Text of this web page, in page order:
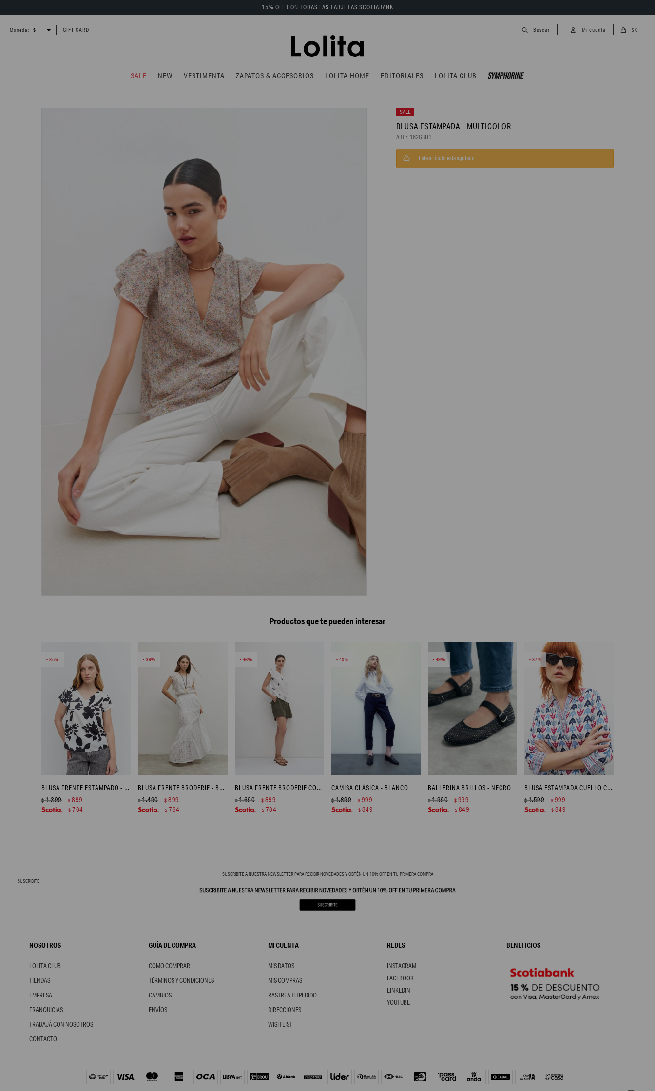
SALE NEW VESTIMENTA ZAPATOS & ACCESORIOS LOLITA HOME EDITORIALES LOLITA CLUB
$ 0
15% OFF CON TODAS LAS TARJETAS SCOTIABANK
Moneda: GIFT CARD
BLUSA ESTAMPADA - MULTICOLOR
L162GBH1
Este artículo está agotado.
Productos que te pueden interesar
35
BLUSA FRENTE ESTAMPADO - NEGRO
$1.390 $ 899
$ 764
39
BLUSA FRENTE BRODERIE - BLANCO
$1.490 $ 899
$ 764
46
BLUSA FRENTE BRODERIE CON BORDADOS - CRUDO
$1.690 $ 899
$ 764
40
CAMISA CLÁSICA - BLANCO
$1.690 $ 999
$ 849
49
BALLERINA BRILLOS - NEGRO
$1.990 $ 999
$ 849
37
BLUSA ESTAMPADA CUELLO CAMISA - MULTICOLOR
$1.590 $ 999
$ 849
SUSCRIBITE A NUESTRA NEWSLETTER PARA RECIBIR NOVEDADES Y OBTÉN UN 10% OFF EN TU PRIMERA COMPRA
SUSCRIBITE
NOSOTROS
LOLITA CLUB
TIENDAS
EMPRESA
FRANQUICIAS
TRABAJÁ CON NOSOTROS
CONTACTO
GUÍA DE COMPRA
CÓMO COMPRAR
TÉRMINOS Y CONDICIONES
CAMBIOS
ENVÍOS
MI CUENTA
MIS DATOS
MIS COMPRAS
RASTREÁ TU PEDIDO
DIRECCIONES
WISH LIST
REDES
FACEBOOK
YOUTUBE
INSTAGRAM
LINKEDIN
BENEFICIOS